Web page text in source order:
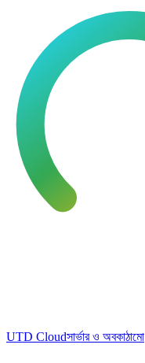
UTD Cloudসার্ভার ও অবকাঠামো